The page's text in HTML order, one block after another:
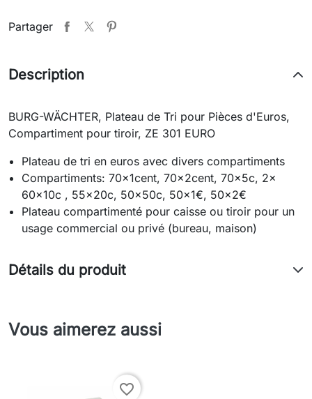
Partager
Description
BURG-WÄCHTER, Plateau de Tri pour Pièces d'Euros,
Compartiment pour tiroir, ZE 301 EURO
Plateau de tri en euros avec divers compartiments
Compartiments: 70x1cent, 70x2cent, 70x5c, 2x
60x10c , 55x20c, 50x50c, 50x1€, 50x2€
Plateau compartimenté pour caisse ou tiroir pour un
usage commercial ou privé (bureau, maison)
Détails du produit
Vous aimerez aussi
favorite_border